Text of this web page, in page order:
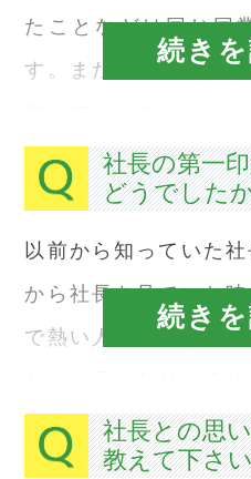
たことなどは同じ同
す。また、社員同士
とを自分から発信す
とができる風通しの
ると考えています。
続き
社長の第一
どうでした
以前から知っていた
から社長を見ていた
で熱い人」という印
時の印象も全く同じ
時のギャップは何も
続き
社長との思
教えて下さ